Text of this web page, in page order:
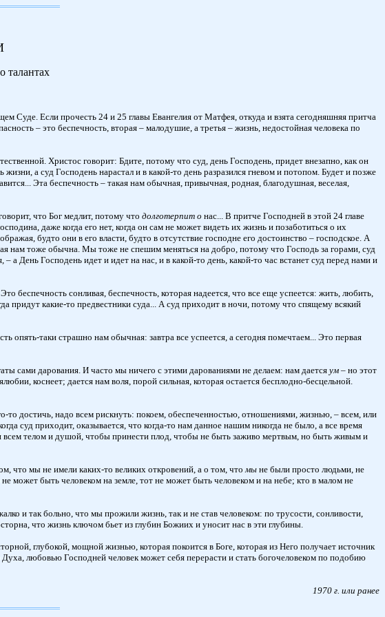
талантах
Суде. Если прочесть 24 и 25 главы Евангелия от Матфея, откуда и взята сегодняшняя притча
– это беспечность, вторая – малодушие, а третья – жизнь, недостойная человека по
Христос говорит: Бдите, потому что суд, день Господень, придет внезапно, как он
а суд Господень нарастал и в какой-то день разразился гневом и потопом. Будет и позже
Эта беспечность – такая нам обычная, привычная, родная, благодушная, веселая,
что Бог медлит, потому что долготерпит о нас... В притче Господней в этой 24 главе
даже когда его нет, когда он сам не может видеть их жизнь и позаботиться о их
будто они в его власти, будто в отсутствие господне его достоинство – господское. А
нам тоже обычна. Мы тоже не спешим меняться на добро, потому что Господь за горами, суд
День Господень идет и идет на нас, и в какой-то день, какой-то час встанет суд перед нами и
беспечность сонливая, беспечность, которая надеется, что все еще успеется: жить, любить,
придут какие-то предвестники суда... А суд приходит в ночи, потому что спящему всякий
опять-таки страшно нам обычная: завтра все успеется, а сегодня помечтаем... Это первая
сами дарования. И часто мы ничего с этими дарованиями не делаем: нам дается ум – но этот
коснеет; дается нам воля, порой сильная, которая остается бесплодно-бесцельной.
то достичь, надо всем рискнуть: покоем, обеспеченностью, отношениями, жизнью, – всем, или
суд приходит, оказывается, что когда-то нам данное нашим никогда не было, а все время
всем телом и душой, чтобы принести плод, чтобы не быть заживо мертвым, но быть живым и
что мы не имели каких-то великих откровений, а о том, чтомы не были просто людьми, не
может быть человеком на земле, тот не может быть человеком и на небе; кто в малом не
и так больно, что мы прожили жизнь, так и не став человеком: по трусости, сонливости,
что жизнь ключом бьет из глубин Божиих и уносит нас в эти глубины.
глубокой, мощной жизнью, которая покоится в Боге, которая из Него получает источник
Духа, любовью Господней человек может себя перерасти и стать богочеловеком по подобию
1970 г. или ранее